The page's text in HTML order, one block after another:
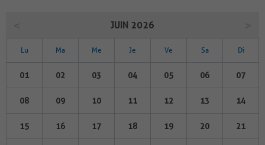
JUIN 2026
Lu Ma Me Je Ve Sa Di
01 02 03 04 05 06 07
08 09 10 11 12 13 14
15 16 17 18 19 20 21